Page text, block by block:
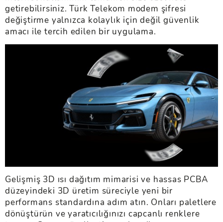
getirebilirsiniz. Türk Telekom modem şifresi
değiştirme yalnızca kolaylık için değil güvenlik
amacı ile tercih edilen bir uygulama.
Gelişmiş 3D ısı dağıtım mimarisi ve hassas PCBA
düzeyindeki 3D üretim süreciyle yeni bir
performans standardına adım atın. Onları paletlere
dönüştürün ve yaratıcılığınızı capcanlı renklere